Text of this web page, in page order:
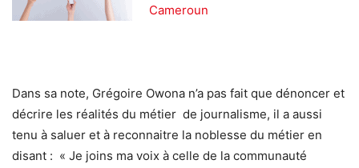
Cameroun
Dans sa note, Grégoire Owona n’a pas fait que dénoncer et
décrire les réalités du métier de journalisme, il a aussi
tenu à saluer et à reconnaitre la noblesse du métier en
disant : « Je joins ma voix à celle de la communauté